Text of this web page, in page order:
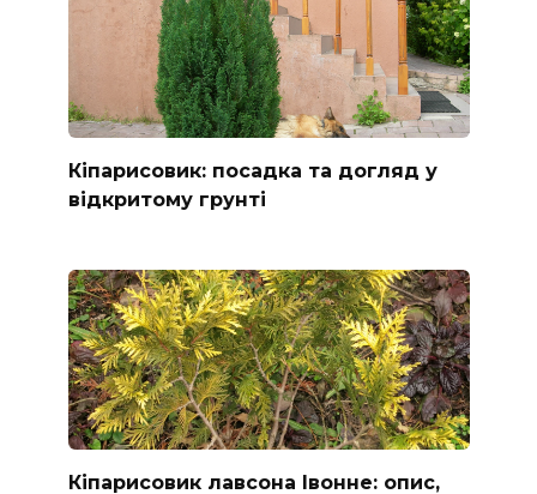
Кіпарисовик: посадка та догляд у
відкритому грунті
Кіпарисовик лавсона Івонне: опис,